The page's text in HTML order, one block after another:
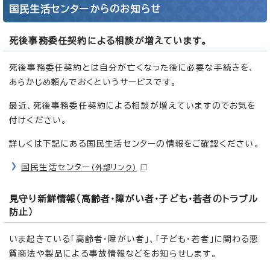
国民生活センターからのお知らせ
死後事務委任契約による相談が増えています。
死後事務委任契約とは自分が亡くなった後に必要な手続きを、
あらかじめ頼んでおくというサービスです。
最近、死後事務委任契約による相談が増えていますのでお気を
付けください。
詳しくは下記にある国民生活センターの情報をご確認ください。
国民生活センター （外部リンク）
見守り新鮮情報（高齢者・障がい者・子ども・若者のトラブル
防止）
いま起きている「高齢者・障がい者」、「子ども・若者」に関わる悪
質商法や製品による事故情報などをお知らせします。